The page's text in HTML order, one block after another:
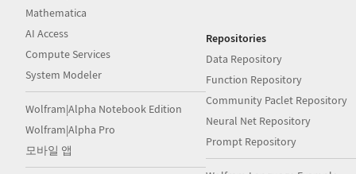
Mathematica
AI Access
Compute Services
System Modeler
Wolfram|Alpha Notebook Edition
Wolfram|Alpha Pro
모바일 앱
Repositories
Data Repository
Function Repository
Community Paclet Repository
Neural Net Repository
Prompt Repository